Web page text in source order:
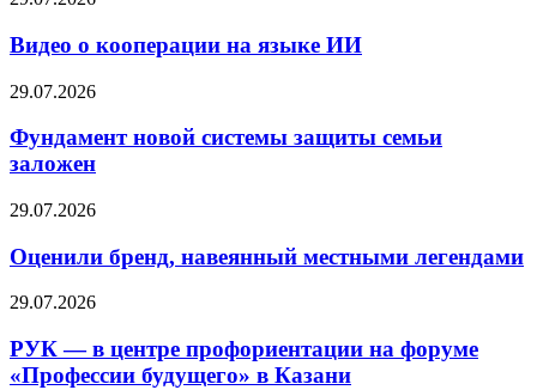
Видео о кооперации на языке ИИ
29.07.2026
Фундамент новой системы защиты семьи
заложен
29.07.2026
Оценили бренд, навеянный местными легендами
29.07.2026
РУК — в центре профориентации на форуме
«Профессии будущего» в Казани